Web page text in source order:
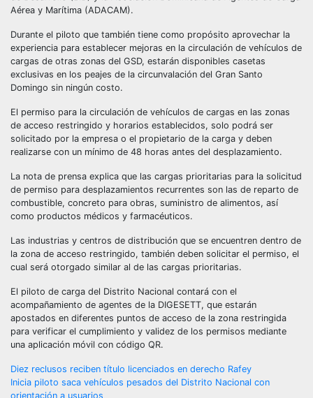
Aérea y Marítima (ADACAM).
Durante el piloto que también tiene como propósito aprovechar la
experiencia para establecer mejoras en la circulación de vehículos de
cargas de otras zonas del GSD, estarán disponibles casetas
exclusivas en los peajes de la circunvalación del Gran Santo
Domingo sin ningún costo.
El permiso para la circulación de vehículos de cargas en las zonas
de acceso restringido y horarios establecidos, solo podrá ser
solicitado por la empresa o el propietario de la carga y deben
realizarse con un mínimo de 48 horas antes del desplazamiento.
La nota de prensa explica que las cargas prioritarias para la solicitud
de permiso para desplazamientos recurrentes son las de reparto de
combustible, concreto para obras, suministro de alimentos, así
como productos médicos y farmacéuticos.
Las industrias y centros de distribución que se encuentren dentro de
la zona de acceso restringido, también deben solicitar el permiso, el
cual será otorgado similar al de las cargas prioritarias.
El piloto de carga del Distrito Nacional contará con el
acompañamiento de agentes de la DIGESETT, que estarán
apostados en diferentes puntos de acceso de la zona restringida
para verificar el cumplimiento y validez de los permisos mediante
una aplicación móvil con código QR.
Navegación
Diez reclusos reciben título licenciados en derecho Rafey
Inicia piloto saca vehículos pesados del Distrito Nacional con
orientación a usuarios